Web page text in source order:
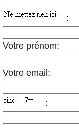
:
Votre prénom:
Votre email:
: